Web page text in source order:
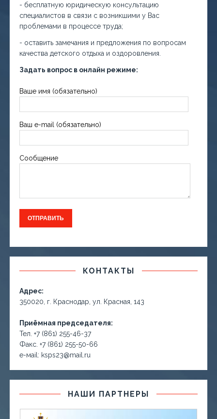
- бесплатную юридическую консультацию
специалистов в связи с возникшими у Вас
проблемами в процессе труда;
- оставить замечания и предложения по вопросам
качества детского отдыха и оздоровления.
Задать вопрос в онлайн режиме:
Ваше имя (обязательно)
Ваш e-mail (обязательно)
Сообщение
КОНТАКТЫ
Адрес:
350020, г. Краснодар, ул. Красная, 143
Приёмная председателя:
Тел. +7 (861) 255-46-37
Факс. +7 (861) 255-50-66
е-маil: ksps23@mail.ru
НАШИ ПАРТНЕРЫ